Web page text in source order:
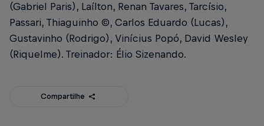
(Gabriel Paris), Laílton, Renan Tavares, Tarcísio,
Passari, Thiaguinho ©, Carlos Eduardo (Lucas),
Gustavinho (Rodrigo), Vinícius Popó, David Wesley
(Riquelme). Treinador: Élio Sizenando.
Compartilhe